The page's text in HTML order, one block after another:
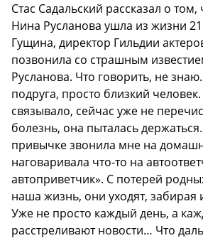
Стас Садальский рассказал о том,
Нина Русланова ушла из жизни
Гущина, директор Гильдии
позвонила со страшным
Русланова. Что говорить, не
подруга, просто близкий
связывало, сейчас уже не
болезнь, она пыталась
привычке звонила мне на
наговаривала что-то на
автоприветчик». С потерей
наша жизнь, они уходят, забирая
Уже не просто каждый день, а
расстреливают новости… Что